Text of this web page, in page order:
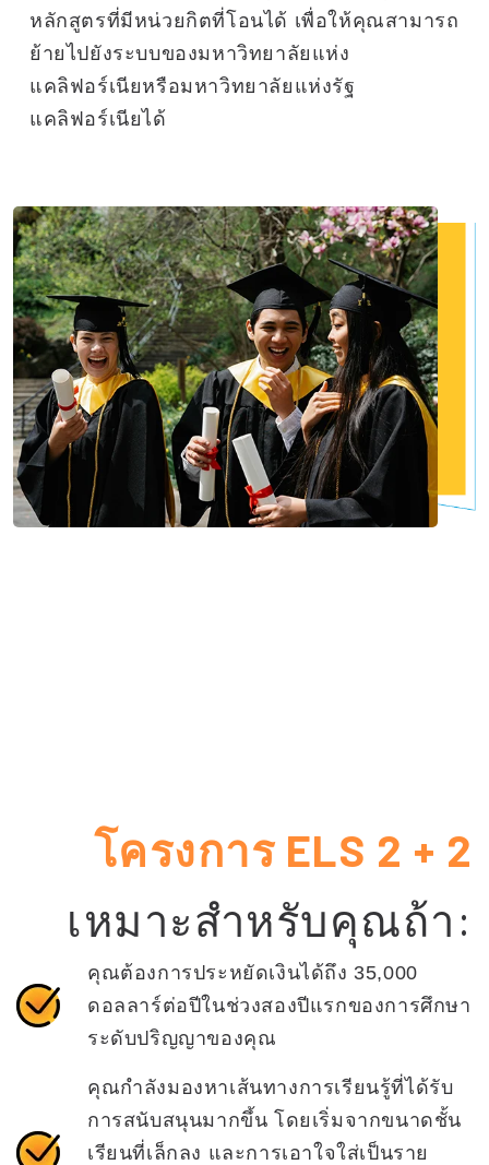
หลักสูตรที่มีหน่วยกิตที่โอนได้ เพื่อให้คุณสามารถ
ย้ายไปยังระบบของมหาวิทยาลัยแห่ง
แคลิฟอร์เนียหรือมหาวิทยาลัยแห่งรัฐ
แคลิฟอร์เนียได้
โครงการ ELS 2 + 2
เหมาะสำหรับคุณถ้า:
คุณต้องการประหยัดเงินได้ถึง 35,000
ดอลลาร์ต่อปีในช่วงสองปีแรกของการศึกษา
ระดับปริญญาของคุณ
คุณกำลังมองหาเส้นทางการเรียนรู้ที่ได้รับ
การสนับสนุนมากขึ้น โดยเริ่มจากขนาดชั้น
เรียนที่เล็กลง และการเอาใจใส่เป็นราย